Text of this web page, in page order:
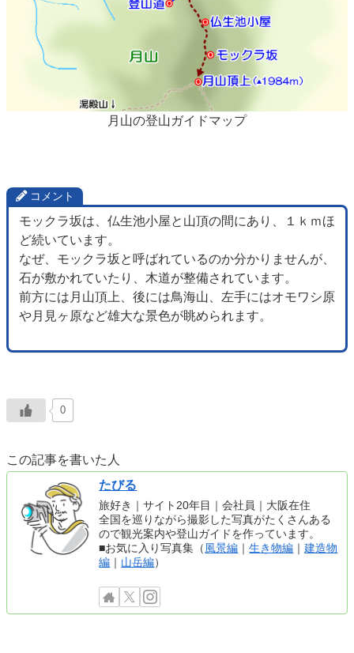
月山の登山ガイドマップ
コメント
モックラ坂は、仏生池小屋と山頂の間にあり、１ｋｍほ
ど続いています。
なぜ、モックラ坂と呼ばれているのか分かりませんが、
石が敷かれていたり、木道が整備されています。
前方には月山頂上、後には鳥海山、左手にはオモワシ原
や月見ヶ原など雄大な景色が眺められます。
0
この記事を書いた人
たびる
旅好き｜サイト20年目｜会社員｜大阪在住
全国を巡りながら撮影した写真がたくさんある
ので観光案内や登山ガイドを作っています。
■お気に入り写真集（ 風景編 ｜生き物編 ｜建造物
編 ｜ 山岳編）